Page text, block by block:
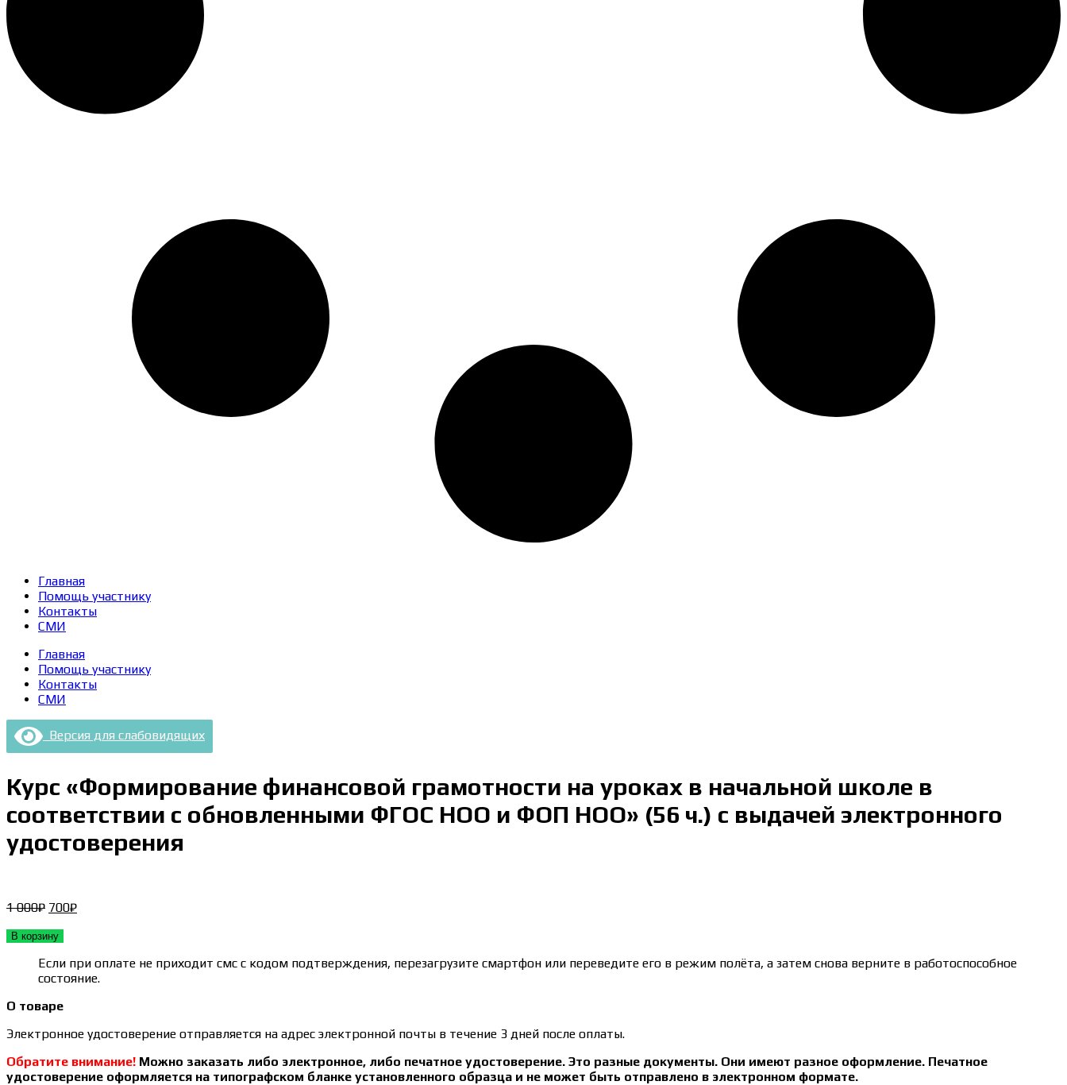
Главная
Помощь участнику
Контакты
СМИ
Главная
Помощь участнику
Контакты
СМИ
Версия для слабовидящих
Курс «Формирование финансовой грамотности на уроках в начальной школе в
соответствии с обновленными ФГОС НОО и ФОП НОО» (56 ч.) с выдачей электронного
удостоверения
1 000₽ Первоначальная
составляла
700₽Текущая
В корзину
Если при оплате не приходит смс с кодом подтверждения, перезагрузите смартфон или переведите его в режим полёта, а затем снова верните в работоспособное
состояние.
О товаре
Электронное удостоверение отправляется на адрес электронной почты в течение 3 дней после оплаты.
Обратите внимание! Можно заказать либо электронное, либо печатное удостоверение. Это разные документы. Они имеют разное оформление. Печатное
удостоверение оформляется на типографском бланке установленного образца и не может быть отправлено в электронном формате.